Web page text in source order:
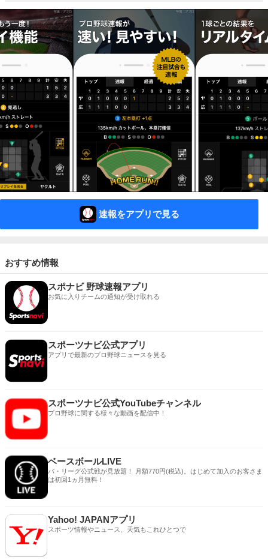
速報をアプリで見る
おすすめ情報
スポナビ 野球速報アプリ
お気に入りチームの通知が受け取れる
スポーツナビ公式アプリ
アプリで最新のプロ野球ニュースを見る
スポーツナビ公式YouTubeチャンネル
プロ野球に関する様々な動画を配信中！
ベースボールLIVE
パ・リーグ公式戦が見放題！ 月額770円(税込)。はじめて加入のお客さま
は初回1ヵ月無料！
Yahoo! JAPANアプリ
スポーツ情報やニュース、天気もこれひとつで